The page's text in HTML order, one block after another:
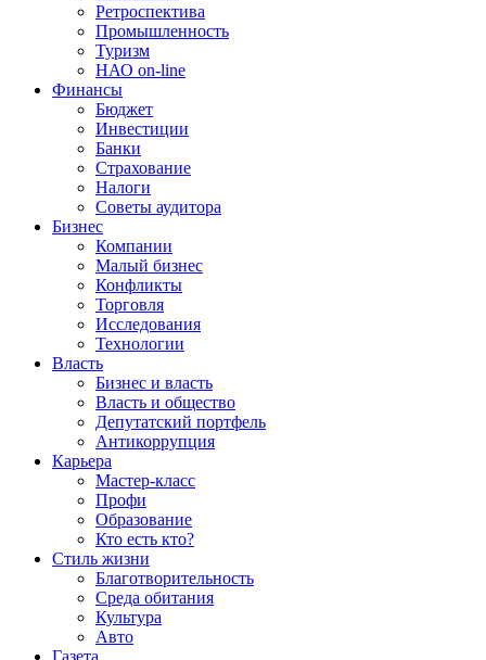
Ретроспектива
Промышленность
Туризм
НАО on-line
Финансы
Бюджет
Инвестиции
Банки
Страхование
Налоги
Советы аудитора
Бизнес
Компании
Малый бизнес
Конфликты
Торговля
Исследования
Технологии
Власть
Бизнес и власть
Власть и общество
Депутатский портфель
Антикоррупция
Карьера
Мастер-класс
Профи
Образование
Кто есть кто?
Стиль жизни
Благотворительность
Среда обитания
Культура
Авто
Газета